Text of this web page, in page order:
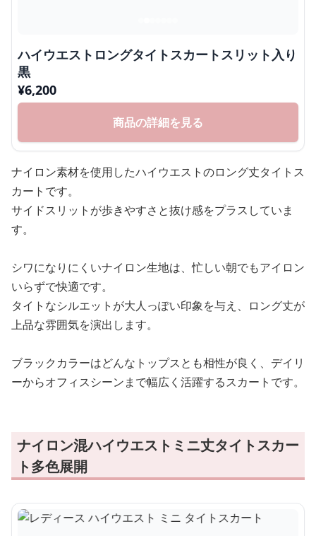
ハイウエストロングタイトスカートスリット入り
黒
¥6,200
商品の詳細を見る
ナイロン素材を使用したハイウエストのロング丈タイトス
カートです。
サイドスリットが歩きやすさと抜け感をプラスしていま
す。
シワになりにくいナイロン生地は、忙しい朝でもアイロン
いらずで快適です。
タイトなシルエットが大人っぽい印象を与え、ロング丈が
上品な雰囲気を演出します。
ブラックカラーはどんなトップスとも相性が良く、デイリ
ーからオフィスシーンまで幅広く活躍するスカートです。
ナイロン混ハイウエストミニ丈タイトスカー
ト多色展開